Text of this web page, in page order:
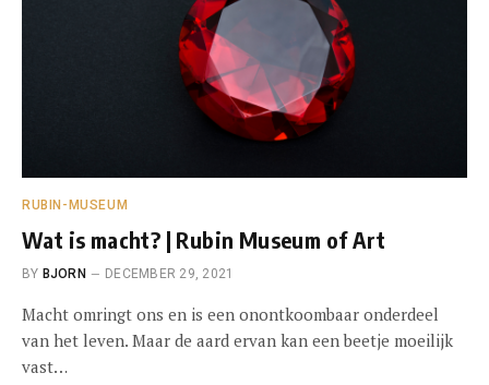
RUBIN-MUSEUM
Wat is macht? | Rubin Museum of Art
BY BJORN DECEMBER 29, 2021
Macht omringt ons en is een onontkoombaar onderdeel
van het leven. Maar de aard ervan kan een beetje moeilijk
vast…